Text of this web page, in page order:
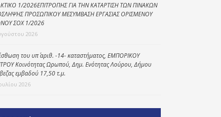
1/2026ΕΠΙΤΡΟΠΗΣ ΓΙΑ ΤΗΝ ΚΑΤΑΡΤΙΣΗ ΤΩΝ ΠΙΝΑΚΩΝ
ΠΡΟΣΩΠΙΚΟΥ ΜΕΣΥΜΒΑΣΗ ΕΡΓΑΣΙΑΣ ΟΡΙΣΜΕΝΟΥ
ΣΟΧ 1/2026
2026
του υπ΄ αριθ. -14- καταστήματος, ΕΜΠΟΡΙΚΟΥ
Κοινότητας Ωρωπού, Δημ. Ενότητας Λούρου, Δήμου
εμβαδού 17,50 τ.μ.
2026